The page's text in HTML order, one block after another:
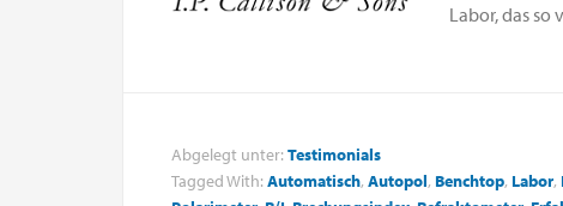
Labor, das so
Abgelegt unter: Testimonials
Tagged With: Automatisch, Autopol, Benchtop, Labor,